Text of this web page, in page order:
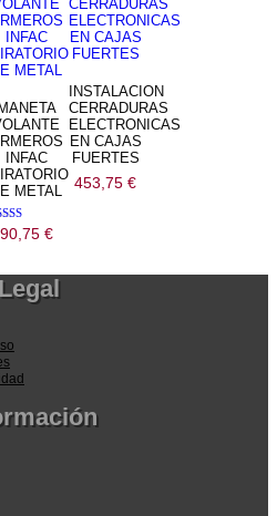
MANETA
INFAC
METAL
Valorado
con
90,75 €
INSTALACION
CERRADURAS
ELECTRONICAS
EN CAJAS
FUERTES
453,75€
Legal